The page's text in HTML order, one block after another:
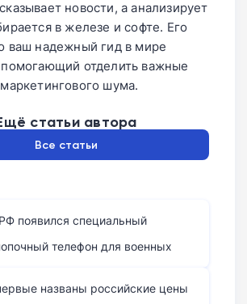
новости, а анализирует
в железе и софте. Его
ваш надежный гид в мире
отделить важные
шума.
статьи автора
Все статьи
появился специальный
телефон для военных
названы российские цены